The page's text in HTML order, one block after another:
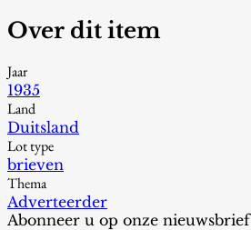
Over dit item
Jaar
1935
Land
Duitsland
Lot type
brieven
Thema
Adverteerder
Abonneer u op onze nieuwsbrief